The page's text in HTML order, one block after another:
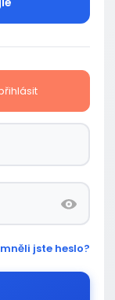
jste heslo?